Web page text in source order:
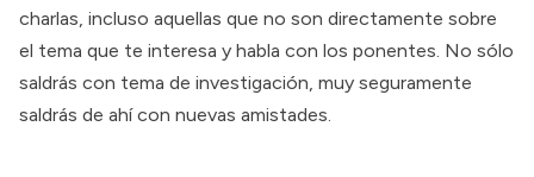
charlas, incluso aquellas que no son directamente sobre
el tema que te interesa y habla con los ponentes. No sólo
saldrás con tema de investigación, muy seguramente
saldrás de ahí con nuevas amistades.